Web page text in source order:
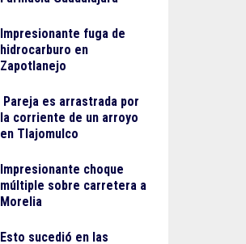
Impresionante fuga de
hidrocarburo en
Zapotlanejo
Pareja es arrastrada por
la corriente de un arroyo
en Tlajomulco
Impresionante choque
múltiple sobre carretera a
Morelia
Esto sucedió en las